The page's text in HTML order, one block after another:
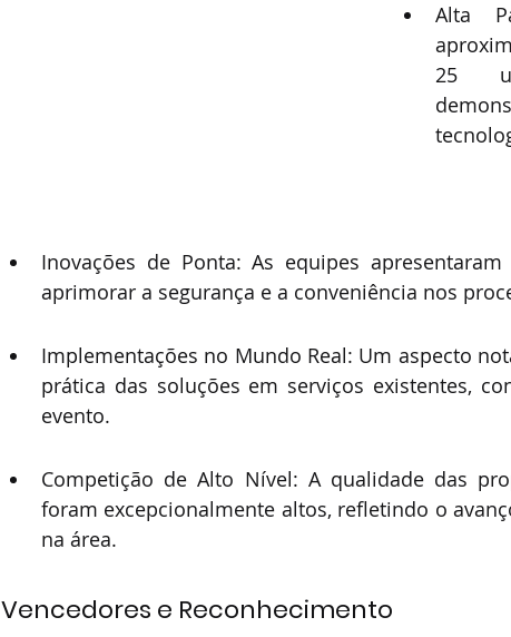
Alta
25
Inovações de Ponta: As equipes
aprimorar a segurança e a conveniência nos
Implementações no Mundo Real: Um aspecto
prática das soluções em serviços existentes,
evento.
Competição de Alto Nível: A qualidade das
foram excepcionalmente altos, refletindo o
na área.
Vencedores e Reconhecimento